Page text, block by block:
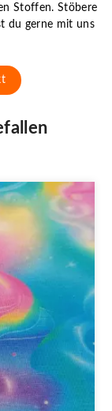
Stoffen. Stöbere
du gerne mit uns